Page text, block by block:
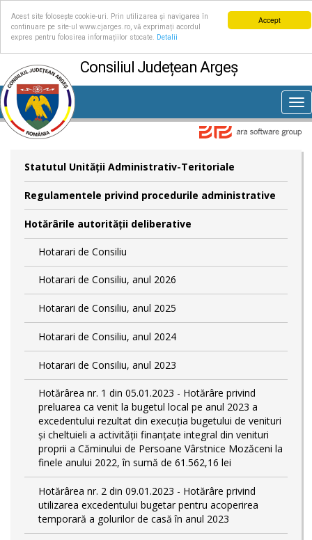
Accept
Acest site folosește cookie-uri. Prin utilizarea și navigarea în
continuare pe site-ul www.cjarges.ro, vă exprimați acordul
expres pentru folosirea informațiilor stocate.
Detalii
Consiliul Județean Argeș
Statutul Unităţii Administrativ-Teritoriale
Regulamentele privind procedurile administrative
Hotărârile autorităţii deliberative
Hotarari de Consiliu
Hotarari de Consiliu, anul 2026
Hotarari de Consiliu, anul 2025
Hotarari de Consiliu, anul 2024
Hotarari de Consiliu, anul 2023
Hotărârea nr. 1 din 05.01.2023 - Hotărâre privind
preluarea ca venit la bugetul local pe anul 2023 a
excedentului rezultat din execuția bugetului de venituri
și cheltuieli a activității finanțate integral din venituri
proprii a Căminului de Persoane Vârstnice Mozăceni la
finele anului 2022, în sumă de 61.562,16 lei
Hotărârea nr. 2 din 09.01.2023 - Hotărâre privind
utilizarea excedentului bugetar pentru acoperirea
temporară a golurilor de casă în anul 2023